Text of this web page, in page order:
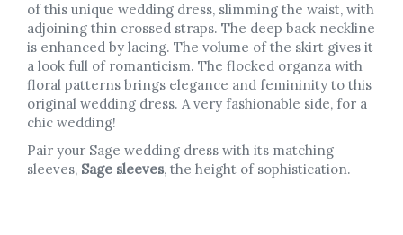
of this unique wedding dress, slimming the waist, with
adjoining thin crossed straps. The deep back neckline
is enhanced by lacing. The volume of the skirt gives it
a look full of romanticism. The flocked organza with
floral patterns brings elegance and femininity to this
original wedding dress. A very fashionable side, for a
chic wedding!
Pair your Sage wedding dress with its matching
sleeves, Sage sleeves, the height of sophistication.